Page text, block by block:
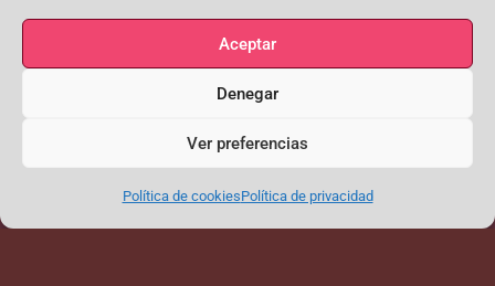
Aceptar
Denegar
Ver preferencias
Política de cookiesPolítica de privacidad
Facebook
Instagram
SÍGUENOS EN FACEBOOK, INSTAGRAM, YOUTUBE